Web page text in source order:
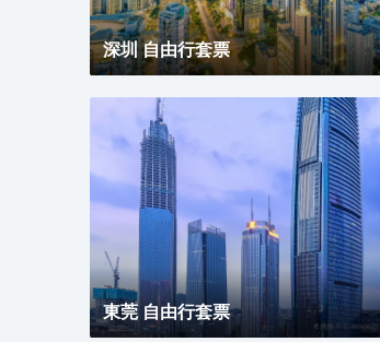
深圳 自由行套票
東莞 自由行套票